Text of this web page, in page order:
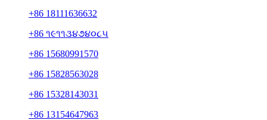
+86 18111636632
+86 ૧૯૧૧૩૪૭૪૦૮૫
+86 15680991570
+86 15828563028
+86 15328143031
+86 13154647963